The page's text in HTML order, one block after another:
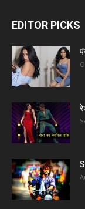
EDITOR PICKS